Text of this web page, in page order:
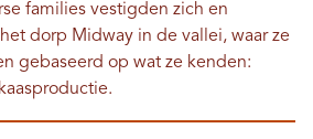
families vestigden zich en
dorp Midway in de vallei, waar ze
gebaseerd op wat ze kenden: